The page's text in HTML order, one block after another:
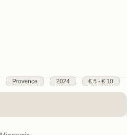
Provence 2024 € 5 - € 10